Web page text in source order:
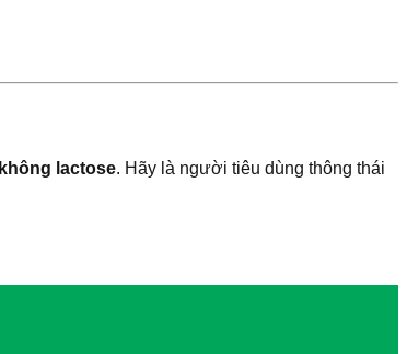
không lactose. Hãy là người tiêu dùng thông thái